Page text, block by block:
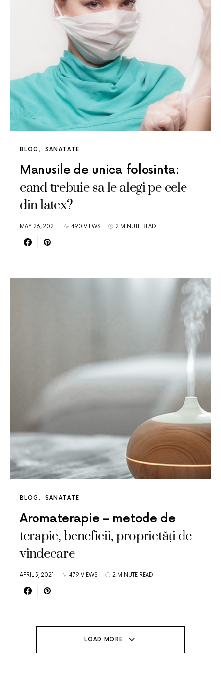
BLOG SANATATE
Manusile de unica folosinta:
cand trebuie sa le alegi pe cele
din latex?
MAY 26, 2021 490 VIEWS 2 MINUTE READ
BLOG SANATATE
Aromaterapie – metode de
terapie, beneficii, proprietăți de
vindecare
APRIL 5, 2021 479 VIEWS 2 MINUTE READ
LOAD MORE